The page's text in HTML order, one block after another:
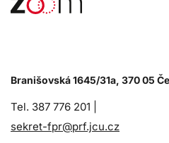
Branišovská 1645/31a, 370 05
Tel. 387 776 201 |
sekret-fpr@prf.jcu.cz